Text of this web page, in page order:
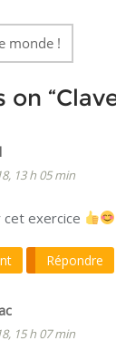
monde !
on “
13 h 05 min
cet exercice
Répondre
15 h 07 min